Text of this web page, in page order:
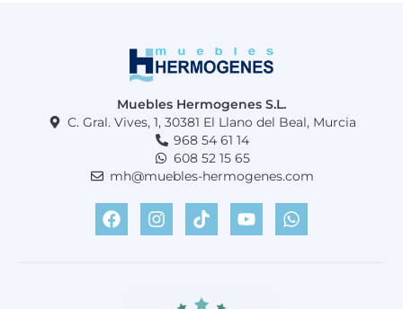
Muebles Hermogenes S.L.
C. Gral. Vives, 1, 30381 El Llano del Beal, Murcia
968 54 61 14
608 52 15 65
mh@muebles-hermogenes.com
F
a
c
I
n
s
T
i
k
Y
o
u
W
h
a